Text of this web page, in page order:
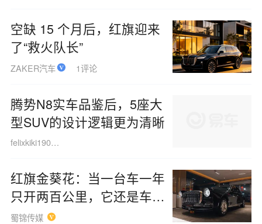
空缺 15 个月后，红旗迎来
了“救火队长”
ZAKER汽车 1评论
腾势N8实车品鉴后，5座大
型SUV的设计逻辑更为清晰
felixkiki190306
红旗金葵花：当一台车一年
只开两百公里，它还是车
吗？
蜀锦传媒